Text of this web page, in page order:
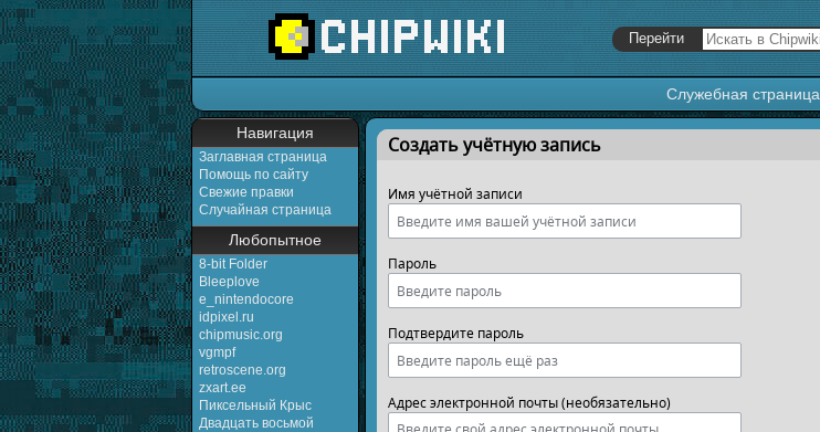
Служебная страница
Навигация
Заглавная страница
Помощь по сайту
Свежие правки
Случайная страница
Любопытное
8-bit Folder
Bleeplove
e_nintendocore
idpixel.ru
chipmusic.org
vgmpf
retroscene.org
zxart.ee
Пиксельный Крыс
Двадцать восьмой
Перейти к:навигация,поиск
Создать учётную запись
Имя учётной записи
Пароль
Подтвердите пароль
Адрес электронной почты (необязательно)